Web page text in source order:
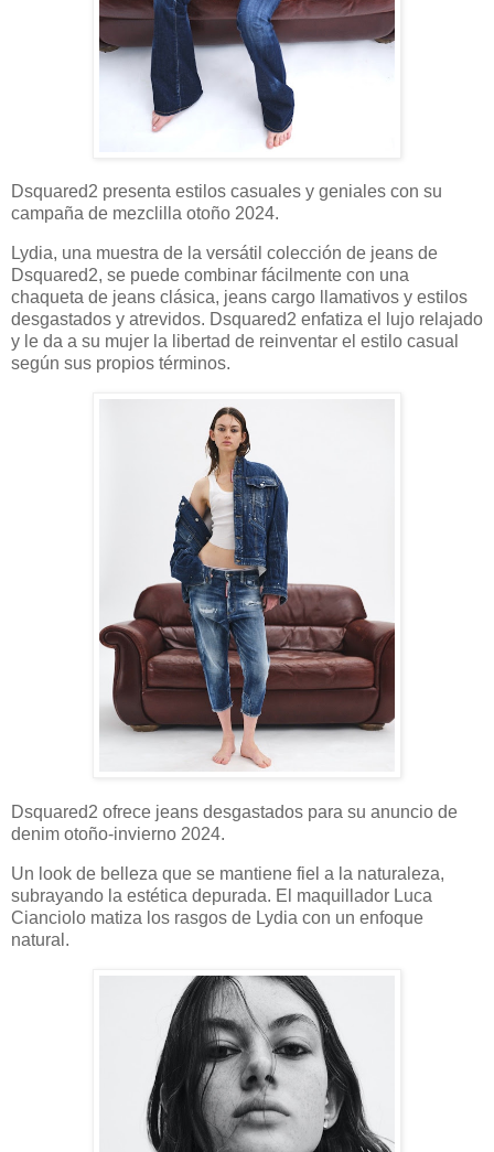
Dsquared2 presenta estilos casuales y geniales con su
campaña de mezclilla otoño 2024.
Lydia, una muestra de la versátil colección de jeans de
Dsquared2, se puede combinar fácilmente con una
chaqueta de jeans clásica, jeans cargo llamativos y estilos
desgastados y atrevidos. Dsquared2 enfatiza el lujo relajado
y le da a su mujer la libertad de reinventar el estilo casual
según sus propios términos.
Dsquared2 ofrece jeans desgastados para su anuncio de
denim otoño-invierno 2024.
Un look de belleza que se mantiene fiel a la naturaleza,
subrayando la estética depurada. El maquillador Luca
Cianciolo matiza los rasgos de Lydia con un enfoque
natural.